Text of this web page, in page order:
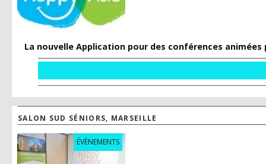
La nouvelle Application pour des conférences animées
SALON SUD SÉNIORS, MARSEILLE
ÉVÈNEMENTS